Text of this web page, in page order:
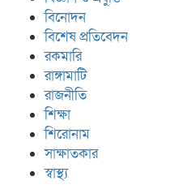
বিনোদন
বিশেষ প্রতিবেদন
রকমারি
রাঙ্গামাটি
রাজনীতি
শিক্ষা
শিরোনাম
সাক্ষাতকার
স্বাস্থ্য